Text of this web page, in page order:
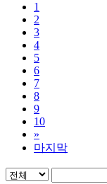
1
2
3
4
5
6
7
8
9
10
»
마지막